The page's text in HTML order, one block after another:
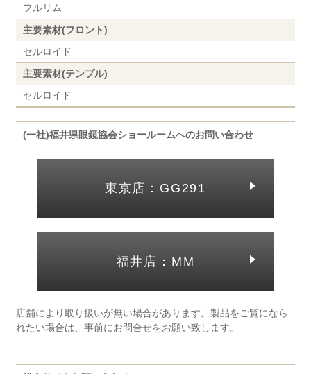
フルリム
主要素材(フロント)
セルロイド
主要素材(テンプル)
セルロイド
(一社)福井県眼鏡協会ショールームへのお問い合わせ
東京店：GG291
福井店：MM
店舗により取り扱いが無い場合があります。製品をご覧になら
れたい場合は、事前にお問合せをお願い致します。